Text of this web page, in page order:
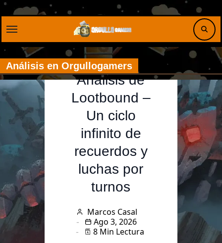
Saltar
Análisis en Orgullogamers
Videojuegos
Análisis de
Lootbound –
Un ciclo
infinito de
recuerdos y
luchas por
turnos
Marcos Casal
Ago 3, 2026
8 Min Lectura